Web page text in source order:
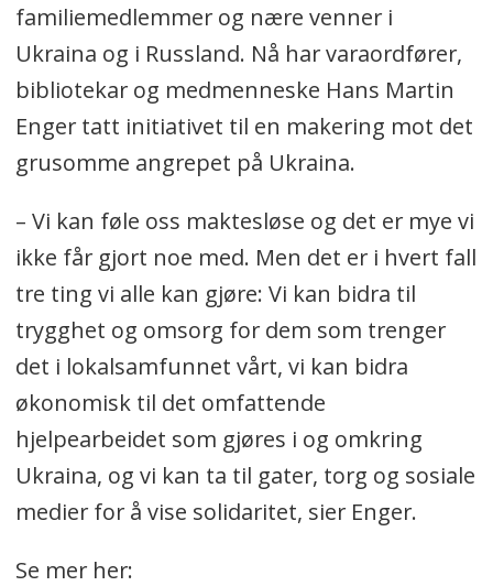
familiemedlemmer og nære venner i
Ukraina og i Russland. Nå har varaordfører,
bibliotekar og medmenneske Hans Martin
Enger tatt initiativet til en makering mot det
grusomme angrepet på Ukraina.
– Vi kan føle oss maktesløse og det er mye vi
ikke får gjort noe med. Men det er i hvert fall
tre ting vi alle kan gjøre: Vi kan bidra til
trygghet og omsorg for dem som trenger
det i lokalsamfunnet vårt, vi kan bidra
økonomisk til det omfattende
hjelpearbeidet som gjøres i og omkring
Ukraina, og vi kan ta til gater, torg og sosiale
medier for å vise solidaritet, sier Enger.
Se mer her: